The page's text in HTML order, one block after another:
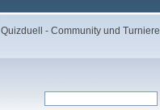
Quizduell - Community und Turniere